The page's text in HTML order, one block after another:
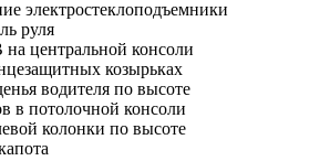
электростеклоподъемники
руля
на центральной консоли
козырьках
водителя по высоте
в потолочной консоли
колонки по высоте